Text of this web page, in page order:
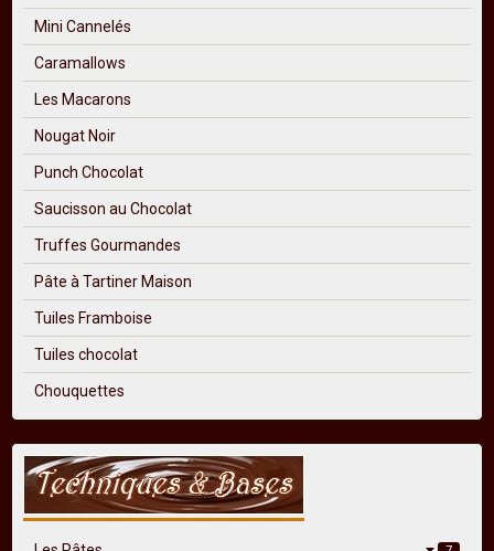
Mini Cannelés
Caramallows
Les Macarons
Nougat Noir
Punch Chocolat
Saucisson au Chocolat
Truffes Gourmandes
Pâte à Tartiner Maison
Tuiles Framboise
Tuiles chocolat
Chouquettes